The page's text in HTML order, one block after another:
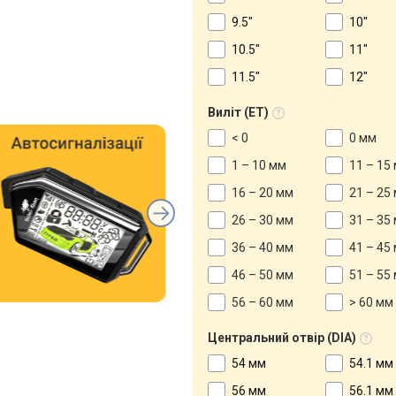
9.5"
10"
10.5"
11"
11.5"
12"
Виліт (ET)
< 0
0 мм
1 – 10 мм
11 – 15
16 – 20 мм
21 – 25
26 – 30 мм
31 – 35
36 – 40 мм
41 – 45
46 – 50 мм
51 – 55
56 – 60 мм
> 60 мм
Центральний отвір (DIA)
54 мм
54.1 мм
56 мм
56.1 мм